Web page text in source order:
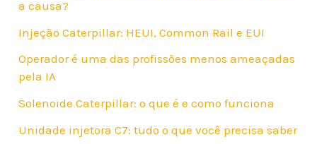
a causa?
Injeção Caterpillar: HEUI, Common Rail e EUI
Operador é uma das profissões menos ameaçadas
pela IA
Solenoide Caterpillar: o que é e como funciona
Unidade injetora C7: tudo o que você precisa saber